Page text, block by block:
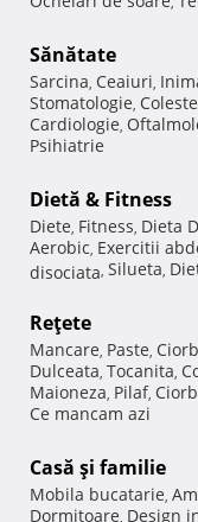
Sănătate
Sarcina, Ceaiuri,
Stomatologie,
Cardiologie,
Psihiatrie
Dietă & Fitness
Diete, Fitness, Dieta
Aerobic, Exercitii
disociata, Silueta,
Reţete
Mancare, Paste,
Dulceata, Tocanita,
Maioneza, Pilaf,
Ce mancam azi
Casă şi familie
Mobila bucatarie,
Dormitoare, Design